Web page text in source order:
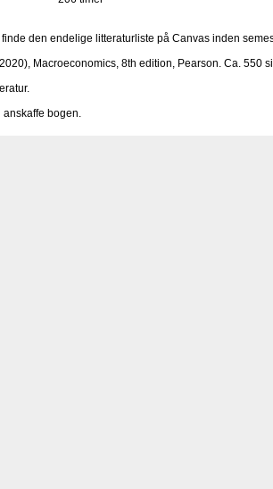
den endelige litteraturliste på Canvas inden
Macroeconomics, 8th edition, Pearson. Ca. 550
anskaffe bogen.